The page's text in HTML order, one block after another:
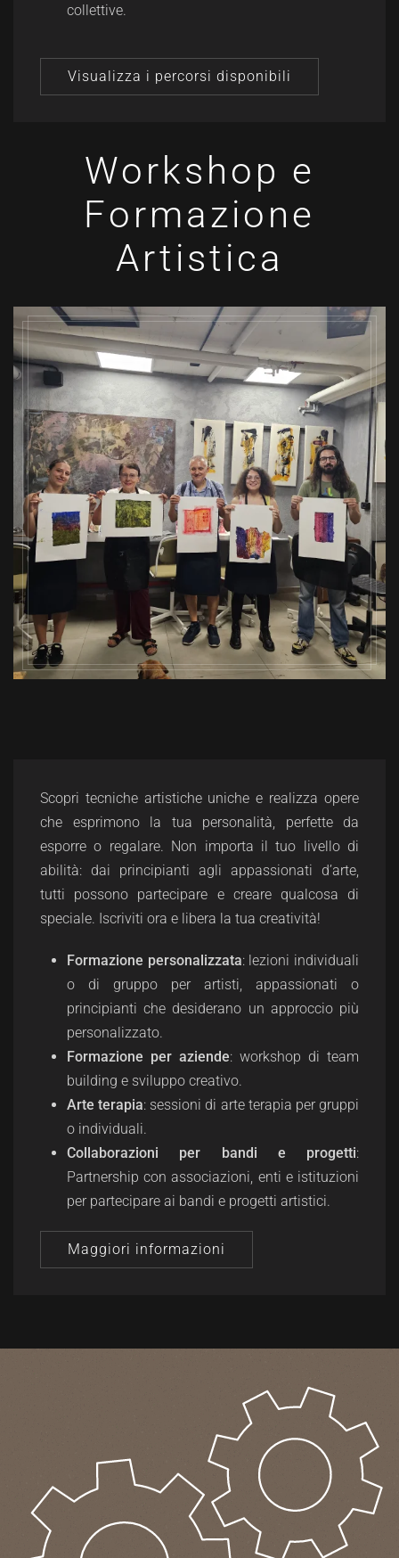
collettive.
Visualizza i percorsi disponibili
Workshop e
Formazione
Artistica
Scopri tecniche artistiche uniche e realizza opere
che esprimono la tua personalità, perfette da
esporre o regalare. Non importa il tuo livello di
abilità: dai principianti agli appassionati d’arte,
tutti possono partecipare e creare qualcosa di
speciale. Iscriviti ora e libera la tua creatività!
Formazione personalizzata: lezioni individuali
o di gruppo per artisti, appassionati o
principianti che desiderano un approccio più
personalizzato.
Formazione per aziende: workshop di team
building e sviluppo creativo.
Arte terapia: sessioni di arte terapia per gruppi
o individuali.
Collaborazioni per bandi e progetti:
Partnership con associazioni, enti e istituzioni
per partecipare ai bandi e progetti artistici.
Maggiori informazioni